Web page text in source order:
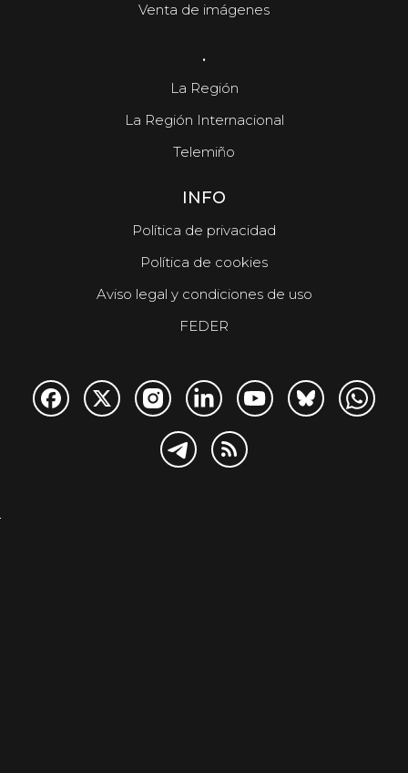
Venta de imágenes
.
La Región
La Región Internacional
Telemiño
INFO
Política de privacidad
Política de cookies
Aviso legal y condiciones de uso
FEDER